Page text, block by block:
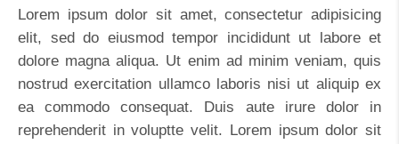
Lorem ipsum dolor sit amet, consectetur adipisicing
elit, sed do eiusmod tempor incididunt ut labore et
dolore magna aliqua. Ut enim ad minim veniam, quis
nostrud exercitation ullamco laboris nisi ut aliquip ex
ea commodo consequat. Duis aute irure dolor in
reprehenderit in voluptte velit. Lorem ipsum dolor sit